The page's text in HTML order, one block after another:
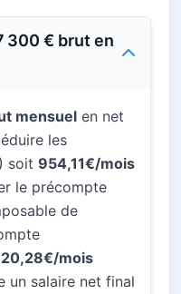
mensuel en net
les
soit 954,11€/mois
le précompte
de
mois
un salaire net final